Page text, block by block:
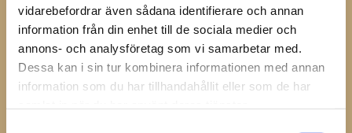
vidarebefordrar även sådana identifierare och annan
information från din enhet till de sociala medier och
annons- och analysföretag som vi samarbetar med.
Dessa kan i sin tur kombinera informationen med annan
information som du har tillhandahållit eller som de har
Facebook
Omdömen